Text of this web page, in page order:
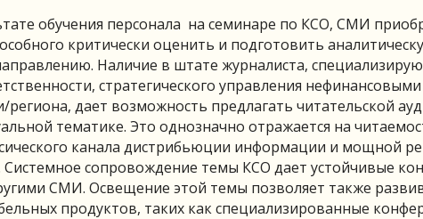
обучения персонала на семинаре по КСО, СМИ
критически оценить и подготовить
Наличие в штате журналиста,
стратегического управления
региона, дает возможность предлагать читательской
тематике. Это однозначно отражается на
канала дистрибьюции информации и мощной
сопровождение темы КСО дает устойчивые
СМИ. Освещение этой темы позволяет также
продуктов, таких как специализированные